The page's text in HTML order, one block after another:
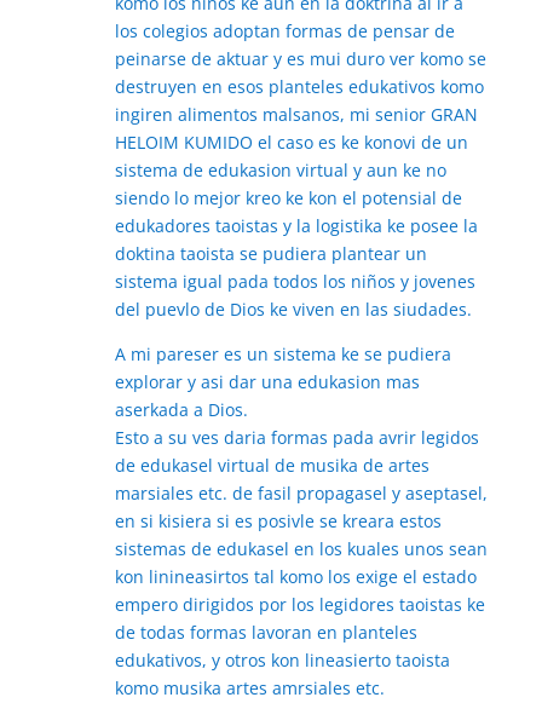
los colegios adoptan formas de pensar de
peinarse de aktuar y es mui duro ver komo se
destruyen en esos planteles edukativos komo
ingiren alimentos malsanos, mi senior GRAN
HELOIM KUMIDO el caso es ke konovi de un
sistema de edukasion virtual y aun ke no
siendo lo mejor kreo ke kon el potensial de
edukadores taoistas y la logistika ke posee la
doktina taoista se pudiera plantear un
sistema igual pada todos los niños y jovenes
del puevlo de Dios ke viven en las siudades.
A mi pareser es un sistema ke se pudiera
explorar y asi dar una edukasion mas
aserkada a Dios.
Esto a su ves daria formas pada avrir legidos
de edukasel virtual de musika de artes
marsiales etc. de fasil propagasel y aseptasel,
en si kisiera si es posivle se kreara estos
sistemas de edukasel en los kuales unos sean
kon linineasirtos tal komo los exige el estado
empero dirigidos por los legidores taoistas ke
de todas formas lavoran en planteles
edukativos, y otros kon lineasierto taoista
komo musika artes amrsiales etc.